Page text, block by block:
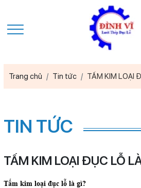
Trang chủ Tin tức TẤM KIM LOẠI
TIN TỨC
TẤM KIM LOẠI ĐỤC LỖ
Tấm kim loại đục lỗ là gì?